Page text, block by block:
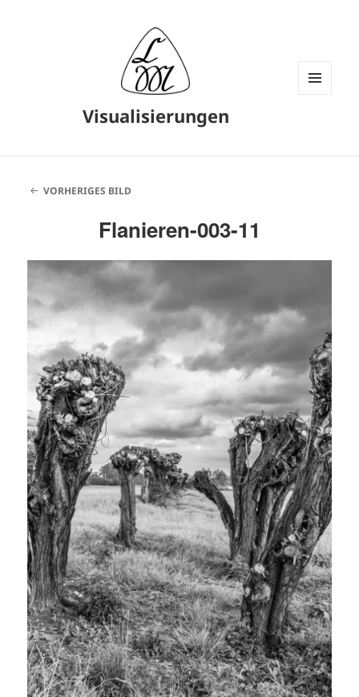
Visualisierungen
VORHERIGES BILD
Flanieren-003-11